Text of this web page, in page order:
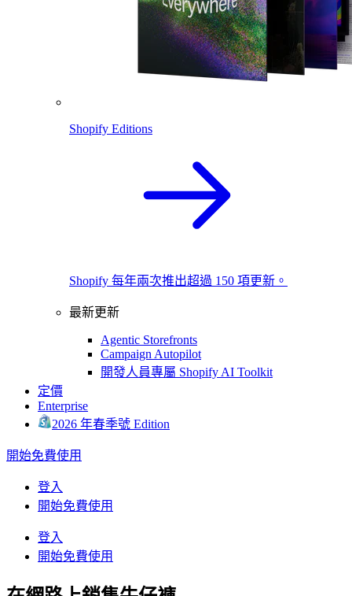
Shopify Editions
Shopify 每年兩次推出超過 150 項更新。
最新更新
Agentic Storefronts
Campaign Autopilot
開發人員專屬 Shopify AI Toolkit
定價
Enterprise
2026 年春季號 Edition
開始免費使用
登入
開始免費使用
登入
開始免費使用